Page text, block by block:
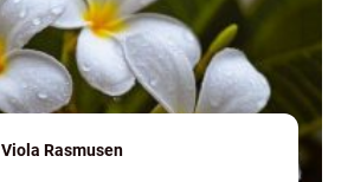
Viola Rasmusen